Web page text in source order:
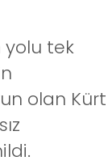
yolu tek
olan Kürt